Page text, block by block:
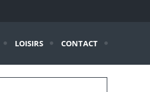
LOISIRS CONTACT